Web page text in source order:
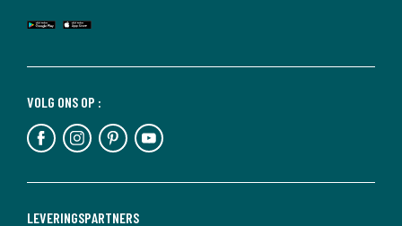
LEVERINGSPARTNERS
VOLG ONS OP :